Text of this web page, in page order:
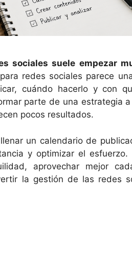
sociales suele empezar
redes sociales parece
cuándo hacerlo y con
parte de una estrategia
pocos resultados.
un calendario de
y optimizar el esfuerzo.
aprovechar mejor
la gestión de las redes